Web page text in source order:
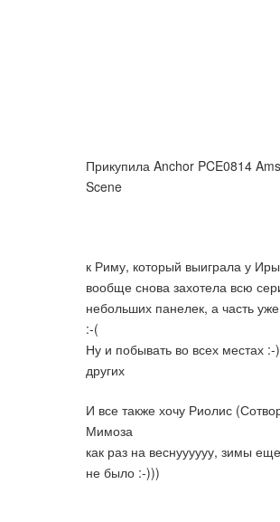
Прикупила Anchor PCE0814
Scene
к Риму, который выиграла у
вообще снова захотела всю
небольших панелек, а часть
:-(
Ну и побывать во всех местах
других
И все также хочу Риолис
Мимоза
как раз на веснуууууу, зимы
не было :-)))